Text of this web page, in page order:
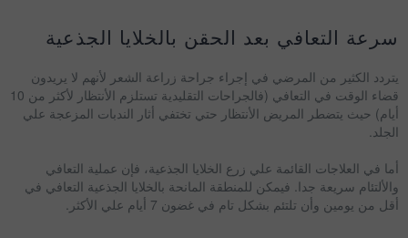
سرعة التعافي بعد الحقن بالخلايا الجذعية
يتردد الكثير من المرضي في إجراء جراحة زراعة الشعر لأنهم لا يريدون
قضاء الوقت في التعافي (فالجراحات التقليدية تستلزم الأنتظار لأكثر من 10
أيام) حيث يتضطر المريض الأنتظار حتي تختفي أثار الندبات المزعجة علي
الجلد.
أما في العلاجات القائمة علي زرع الخلايا الجذعية، فإن عملية التعافي
والألتئام سريعة جدا. فيمكن للمنطقة المانحة بالخلايا الجذعية التعافي في
أقل من يومين وأن تلتئم بشكل تام في غضون 7 أيام علي الأكثر.